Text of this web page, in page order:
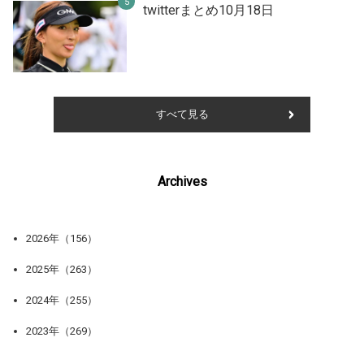
twitterまとめ10月18日
すべて見る
Archives
2026年（156）
2025年（263）
2024年（255）
2023年（269）